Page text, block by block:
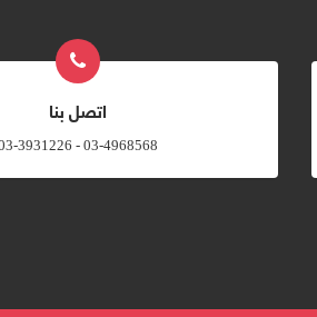
اتصل بنا
03-4968568 - 03-3931226